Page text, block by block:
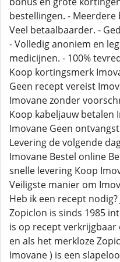
bestellingen. -
Veel betaalbaarder. -
- Volledig anoniem en
medicijnen. - 100%
Koop kortingsmerk
Geen recept vereist
Imovane zonder
Koop kabeljauw betalen
Imovane Geen
Levering de volgende
Imovane Bestel online
snelle levering Koop
Veiligste manier om
Heb ik een recept
Zopiclon is sinds 1985
is op recept
en als het merkloze
Imovane ) is een